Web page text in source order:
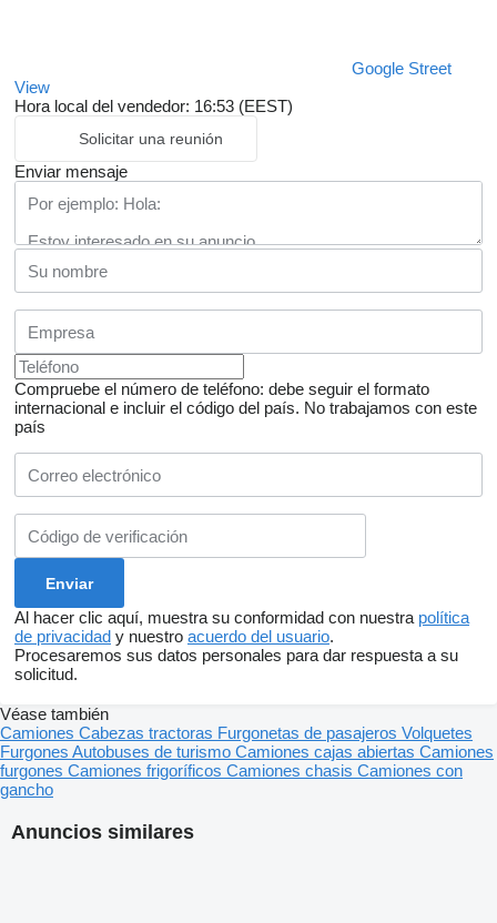
Google Street
View
Hora local del vendedor: 16:53 (EEST)
Solicitar una reunión
Enviar mensaje
Compruebe el número de teléfono: debe seguir el formato
internacional e incluir el código del país. No trabajamos con este
país
Al hacer clic aquí, muestra su conformidad con nuestra política
de privacidad y nuestro acuerdo del usuario.
Procesaremos sus datos personales para dar respuesta a su
solicitud.
Anuncios similares
Véase también
Camiones Cabezas tractoras Furgonetas de pasajeros Volquetes
Furgones Autobuses de turismo Camiones cajas abiertas Camiones
furgones Camiones frigoríficos Camiones chasis Camiones con
gancho